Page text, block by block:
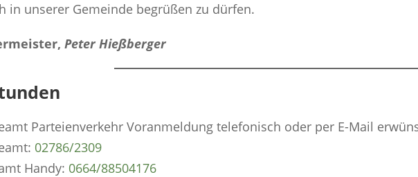
in unserer Gemeinde begrüßen zu dürfen.
Peter Hießberger
Parteienverkehr Voranmeldung telefonisch oder per E-Mail
02786/2309
Handy: 0664/88504176